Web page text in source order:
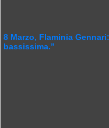
8 Marzo, Flaminia
bassissima.”